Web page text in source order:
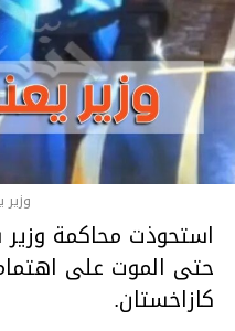
استحوذت محاكمة
حتى الموت على
كازاخستان.